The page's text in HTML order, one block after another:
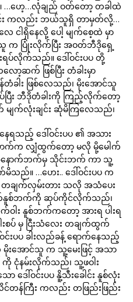
ေ့…လုံချည် ဝတ်တော့ တခါထဲ
း ကလည်း ဘယ်သူရှိ တာမှတ်လို့…
ငါရှိနေလို့ ပေါ့ မျက်စေ့ထဲ မှာ
သူ က ပြုံးလိုက်ပြီး အဝတ်ဘီဒိုရှေ့
းရပ်လိုက်သည်။ ဒေါ်ဝင်းပပ တို့
ာ့ဆက် ဖြစ်ပြီး တံခါးမှာ
ခါး ဖြစ်လေသည်၊ မိုးအောင်သူ
ပ်ပြီး ဘီဒိုတံခါးကို ကြည့်လိုက်တော့
မျက်လုံးချင်း ဆုံမိကြလေသည်၊
နေရသည့် ဒေါ်ဝင်းပပ ၏ အသား
ောက်က လျှံထွက်တော့ မလို မို့မေါက်
ောက်ဘက်မှ သိုင်းဘက် ကာ သူ့
ည်။ …ဟေး.. ဒေါ်ဝင်းပပ က
ြင့် တချက်လှမ်းတား သလို အသံပေး
တ်နူစ်ဘက်ကို ဆုပ်ကိုင်လိုက်သည်၊
း နူစ်ဘက်ကတော့ အားရ ပါးရ
ါးစပ် မှ ငြီးသံလေး တချက်ထွက်
ဝင်းပပ ခါးလည်ခန့် ရောက်နေသည့်
အောင်သူ က သူ့မေးဖြင့် အသာ
ကို ငုံနမ်းလိုက်သည်၊ သူ့ဖဝါး
ေါ်ဝင်းပပ နိူ့သီးခေါင်း နူစ်လုံး
န်ကြီး ကလည်း တဖြည်းဖြည်း